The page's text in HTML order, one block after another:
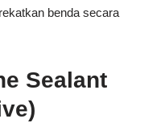
benda secara
Sealant